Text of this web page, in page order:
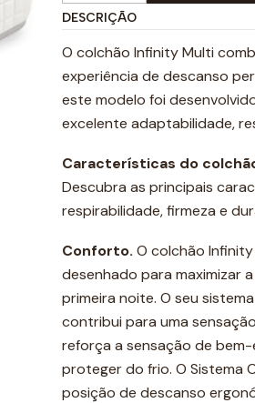
DESCRIÇÃO
O colchão Infinity Multi
experiência de descanso
este modelo foi
excelente adaptabilidade,
Características do
Descubra as principais
respirabilidade, firmeza e
Conforto. O colchão
desenhado para maximizar
primeira noite. O seu
contribui para uma
reforça a sensação de
proteger do frio. O Sistema
posição de descanso